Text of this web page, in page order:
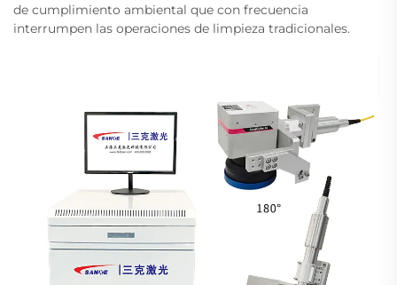
de cumplimiento ambiental que con frecuencia
interrumpen las operaciones de limpieza tradicionales.